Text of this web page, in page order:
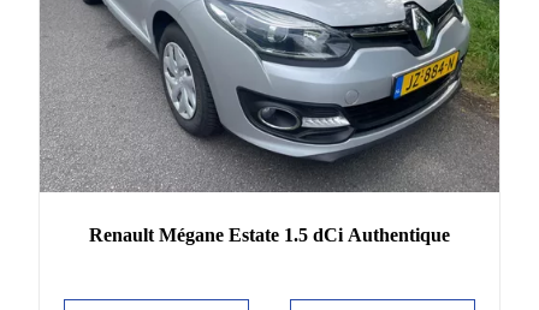
Renault Mégane Estate 1.5 dCi Authentique